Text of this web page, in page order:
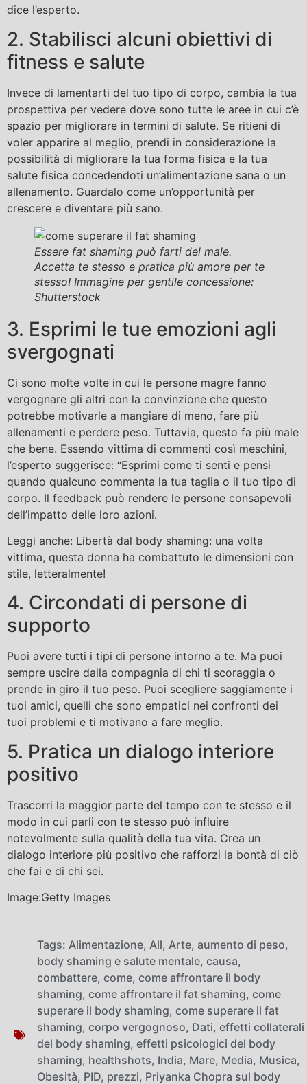
dice l’esperto.
2. Stabilisci alcuni obiettivi di
fitness e salute
Invece di lamentarti del tuo tipo di corpo, cambia la tua
prospettiva per vedere dove sono tutte le aree in cui c’è
spazio per migliorare in termini di salute. Se ritieni di
voler apparire al meglio, prendi in considerazione la
possibilità di migliorare la tua forma fisica e la tua
salute fisica concedendoti un’alimentazione sana o un
allenamento. Guardalo come un’opportunità per
crescere e diventare più sano.
Essere fat shaming può farti del male.
Accetta te stesso e pratica più amore per te
stesso! Immagine per gentile concessione:
Shutterstock
3. Esprimi le tue emozioni agli
svergognati
Ci sono molte volte in cui le persone magre fanno
vergognare gli altri con la convinzione che questo
potrebbe motivarle a mangiare di meno, fare più
allenamenti e perdere peso. Tuttavia, questo fa più male
che bene. Essendo vittima di commenti così meschini,
l’esperto suggerisce: “Esprimi come ti senti e pensi
quando qualcuno commenta la tua taglia o il tuo tipo di
corpo. Il feedback può rendere le persone consapevoli
dell’impatto delle loro azioni.
Leggi anche: Libertà dal body shaming: una volta
vittima, questa donna ha combattuto le dimensioni con
stile, letteralmente!
4. Circondati di persone di
supporto
Puoi avere tutti i tipi di persone intorno a te. Ma puoi
sempre uscire dalla compagnia di chi ti scoraggia o
prende in giro il tuo peso. Puoi scegliere saggiamente i
tuoi amici, quelli che sono empatici nei confronti dei
tuoi problemi e ti motivano a fare meglio.
5. Pratica un dialogo interiore
positivo
Trascorri la maggior parte del tempo con te stesso e il
modo in cui parli con te stesso può influire
notevolmente sulla qualità della tua vita. Crea un
dialogo interiore più positivo che rafforzi la bontà di ciò
che fai e di chi sei.
Image:Getty Images
Tags: Alimentazione, All, Arte, aumento di peso,
body shaming e salute mentale, causa,
combattere, come, come affrontare il body
shaming, come affrontare il fat shaming, come
superare il body shaming, come superare il fat
shaming, corpo vergognoso, Dati, effetti collaterali
del body shaming, effetti psicologici del body
shaming, healthshots, India, Mare, Media, Musica,
Obesità, PID, prezzi, Priyanka Chopra sul body